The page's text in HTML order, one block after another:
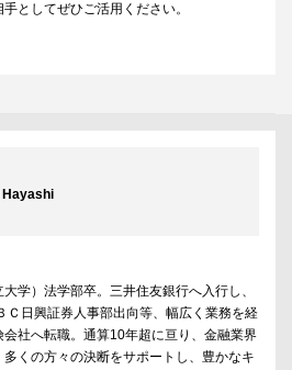
としてぜひご活用ください。
Hayashi
学）法学部卒。三井住友銀行へ入行し、
Ｃ日興証券人事部出向等、幅広く業務を経
社へ転職。通算10年超に亘り、金融業界
くの方々の決断をサポートし、豊かなキ